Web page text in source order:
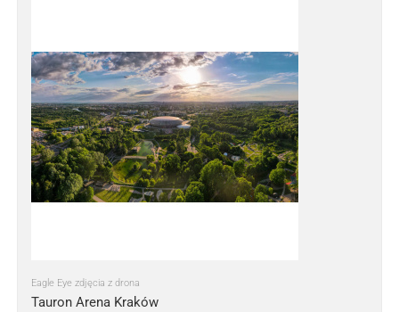
Eagle Eye zdjęcia z drona
Tauron Arena Kraków